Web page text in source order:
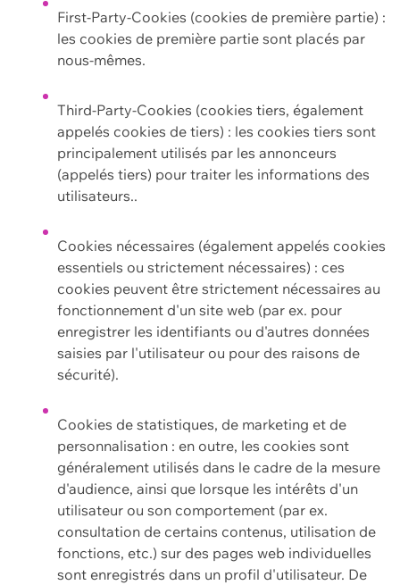
First-Party-Cookies (cookies de première partie) :
les cookies de première partie sont placés par
nous-mêmes.
Third-Party-Cookies (cookies tiers, également
appelés cookies de tiers) : les cookies tiers sont
principalement utilisés par les annonceurs
(appelés tiers) pour traiter les informations des
utilisateurs..
Cookies nécessaires (également appelés cookies
essentiels ou strictement nécessaires) : ces
cookies peuvent être strictement nécessaires au
fonctionnement d'un site web (par ex. pour
enregistrer les identifiants ou d'autres données
saisies par l'utilisateur ou pour des raisons de
sécurité).
Cookies de statistiques, de marketing et de
personnalisation : en outre, les cookies sont
généralement utilisés dans le cadre de la mesure
d'audience, ainsi que lorsque les intérêts d'un
utilisateur ou son comportement (par ex.
consultation de certains contenus, utilisation de
fonctions, etc.) sur des pages web individuelles
sont enregistrés dans un profil d'utilisateur. De